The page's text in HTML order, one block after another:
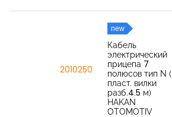
2010250
new
Кабель
электрический
прицепа 7
полюсов тип N (
пласт. вилки
разб.4.5 м)
HAKAN
OTOMOTIV